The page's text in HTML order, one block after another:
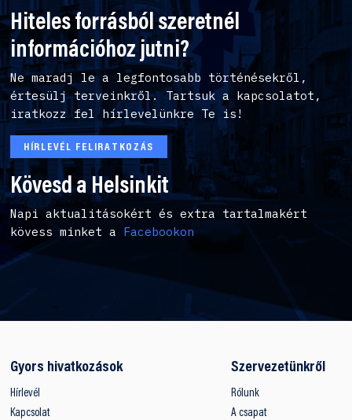
Hiteles forrásból szeretnél
információhoz jutni?
Ne maradj le a legfontosabb történésekről,
értesülj terveinkről. Tartsuk a kapcsolatot,
iratkozz fel hírlevelünkre Te is!
HÍRLEVÉL FELIRATKOZÁS
Kövesd a Helsinkit
Napi aktualitásokért és extra tartalmakért
kövess minket a Facebookon
Gyors hivatkozások
Hírlevél
Kapcsolat
Szervezetünkről
Rólunk
A csapat